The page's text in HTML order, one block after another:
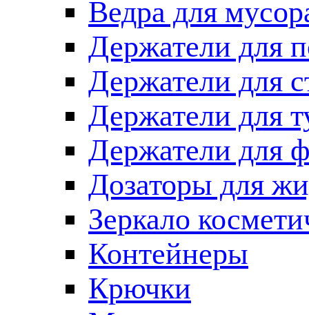
Ведра для
Держатели для
Держатели для
Держатели для
Держатели для
Дозаторы для
Зеркало
Контейнеры
Крючки